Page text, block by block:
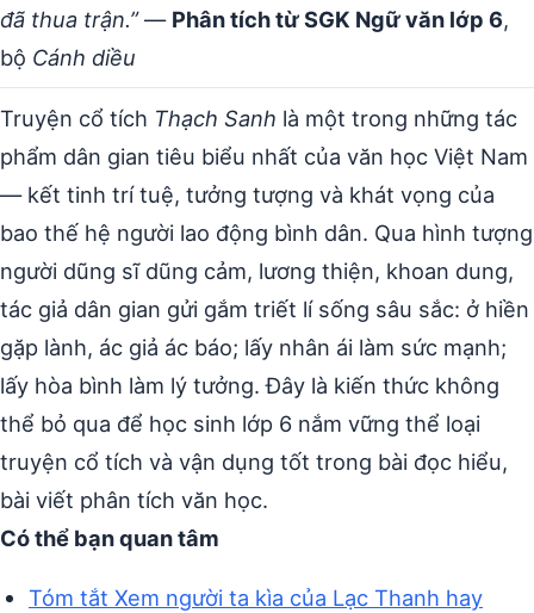
đã thua trận.”— Phân tích từ SGK Ngữ văn lớp 6,
bộ Cánh diều
Truyện cổ tích Thạch Sanh là một trong những tác
phẩm dân gian tiêu biểu nhất của văn học Việt Nam
— kết tinh trí tuệ, tưởng tượng và khát vọng của
bao thế hệ người lao động bình dân. Qua hình tượng
người dũng sĩ dũng cảm, lương thiện, khoan dung,
tác giả dân gian gửi gắm triết lí sống sâu sắc: ở hiền
gặp lành, ác giả ác báo; lấy nhân ái làm sức mạnh;
lấy hòa bình làm lý tưởng. Đây là kiến thức không
thể bỏ qua để học sinh lớp 6 nắm vững thể loại
truyện cổ tích và vận dụng tốt trong bài đọc hiểu,
bài viết phân tích văn học.
Có thể bạn quan tâm
Tóm tắt Xem người ta kìa của Lạc Thanh hay